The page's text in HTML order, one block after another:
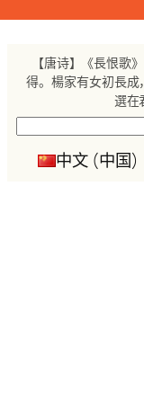
跳
【唐诗】《長恨歌
得。楊家有女初長
選在
中文 (中国)